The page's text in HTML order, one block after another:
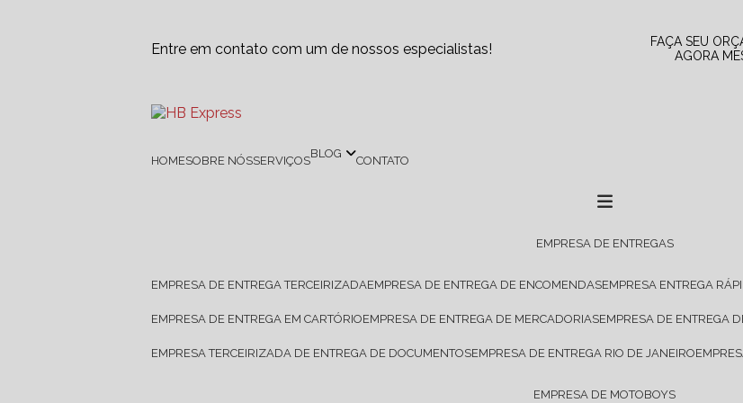
Entre em contato com um de nossos especialistas!
FAÇA SEU
AGORA
HOME SOBRE NÓS SERVIÇOS BLOG CONTATO
EMPRESA DE ENTREGAS
EMPRESA DE ENTREGA TERCEIRIZADA EMPRESA DE ENTREGA DE ENCOMENDAS EMPRESA ENTREGA
EMPRESA DE ENTREGA EM CARTÓRIO EMPRESA DE ENTREGA DE MERCADORIAS EMPRESA DE ENTREGA
EMPRESA TERCEIRIZADA DE ENTREGA DE DOCUMENTOS EMPRESA DE ENTREGA RIO DE JANEIRO
EMPRESA DE MOTOBOYS